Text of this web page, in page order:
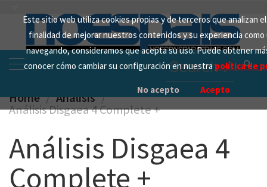
Este sitio web utiliza cookies propias y de terceros que analizan
finalidad de mejorar nuestros contenidos y su experiencia como
navegando, consideramos que acepta su uso. Puede obtener
conocer cómo cambiar su configuración en nuestrapolítica de
No acepto Acepto
content
Search
for:
Home Analisis
Análisis Disgaea 4 Complete +
Análisis Disgaea 4
Complete +